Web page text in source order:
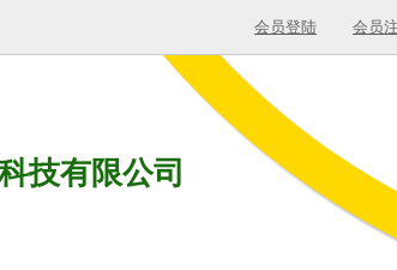
会员登陆 会员
技有限公司